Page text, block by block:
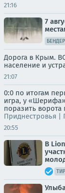
21:16
7
Дорога в Крым.
население и
21:07
0:0 по итогам
игра, у
поразить
Приднестровья |
20:55
В